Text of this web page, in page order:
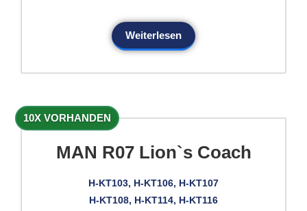
Weiterlesen
10X VORHANDEN
MAN R07 Lion`s Coach
H-KT103, H-KT106, H-KT107
H-KT108, H-KT114, H-KT116